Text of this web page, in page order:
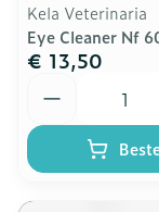
Kela Veterinaria
Eye Cleaner Nf
€ 13,50